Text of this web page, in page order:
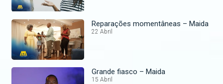
Reparações momentâneas – Maida
22 Abril
Grande fiasco – Maida
15 Abril